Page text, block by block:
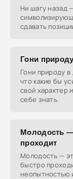
Ни шагу назад
сдавать
Гони
Гони природу
что какие бы
свой характер
себе знать.
Молодость —
проходит
Молодость —
быстро
неопытностью